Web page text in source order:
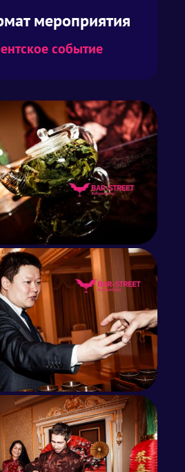
мероприятия
событие